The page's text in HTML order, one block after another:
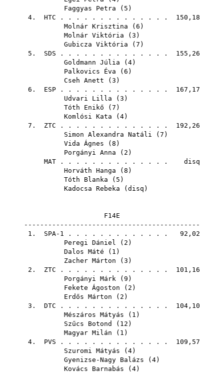
Faggyas Petra ( 5 )
4. HTC . . . . . . . . . . . . . . 150,18
Molnár Krisztina ( 6 )
Molnár Viktória ( 3 )
Gubicza Viktória ( 7 )
5. SDS . . . . . . . . . . . . . . 155,26
Goldmann Júlia ( 4)
Palkovics Éva ( 6 )
Cseh Anett ( 3 )
6. ESP . . . . . . . . . . . . . . 167,17
Udvari Lilla ( 3 )
Tóth Enikő ( 7 )
Komlósi Kata ( 4)
7. ZTC . . . . . . . . . . . . . . 192,26
Simon Alexandra Natáli ( 7 )
Vida Ágnes ( 8 )
Porgányi Anna ( 2 )
MAT . . . . . . . . . . . . . . disq
Horváth Hanga ( 8 )
Tóth Blanka ( 5 )
Kadocsa Rebeka ( disq )
F14E
--------------------------------------------
1. SPA-1 . . . . . . . . . . . . . 92,02
Peregi Dániel ( 2 )
Dalos Máté ( 1 )
Zacher Márton ( 3 )
2. ZTC . . . . . . . . . . . . . . 101,16
Porgányi Márk ( 9 )
Fekete Ágoston ( 2 )
Erdős Márton ( 2 )
3. DTC . . . . . . . . . . . . . . 104,10
Mészáros Mátyás ( 1 )
Szűcs Botond
( 12 )
Magyar Milán ( 1 )
4. PVS . . . . . . . . . . . . . . 109,57
Szuromi Mátyás ( 4)
Gyenizse-Nagy Balázs ( 4)
Kovács Barnabás ( 4)